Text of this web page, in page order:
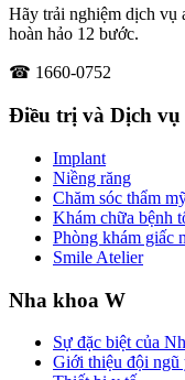
Hãy trải nghiệm dịch vụ
hoàn hảo 12 bước.
☎ 1660-0752
Điều trị và Dịch vụ
Implant
Niềng răng
Chăm sóc thẩm
Khám chữa bệnh
Phòng khám giấc
Smile Atelier
Nha khoa W
Sự đặc biệt của
Giới thiệu đội ngũ